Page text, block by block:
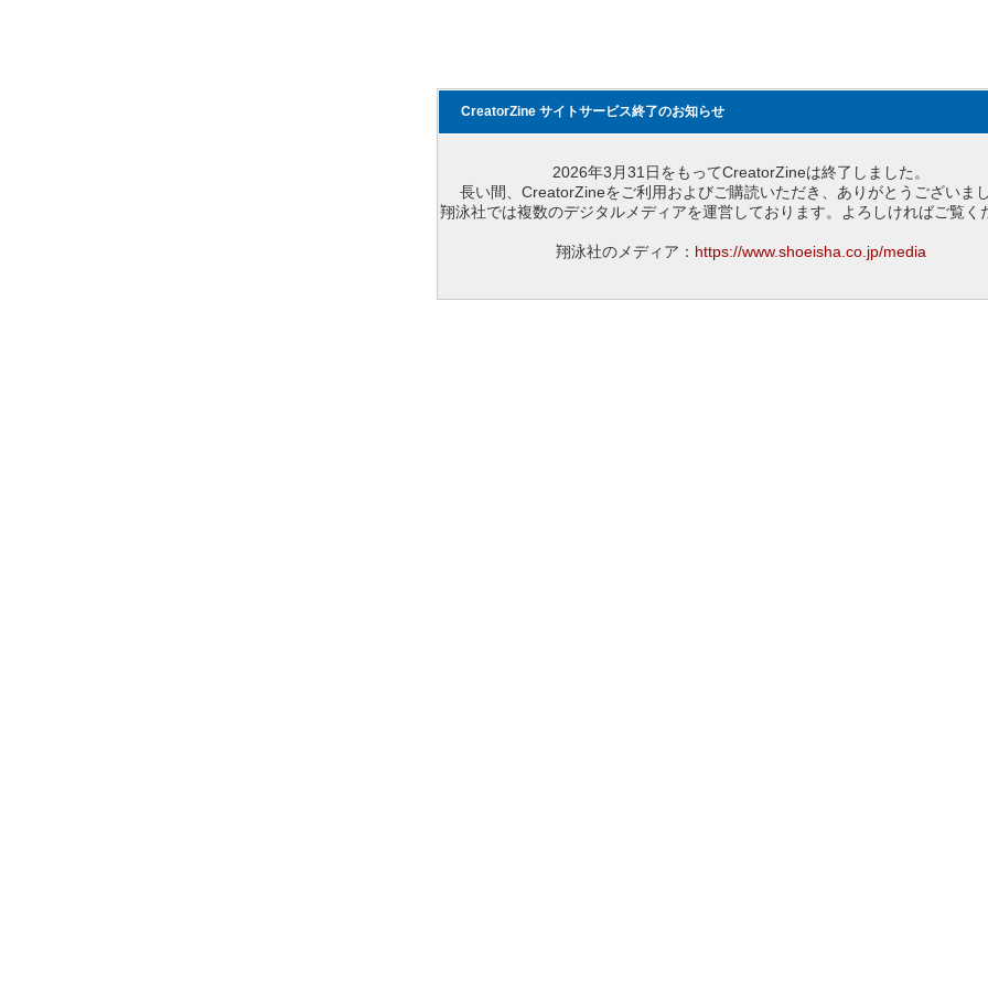
CreatorZine サイトサービス終了のお知らせ
2026年3月31日をもってCreatorZineは終了しました。
長い間、CreatorZineをご利用およびご購読いただき、ありがとうございまし
翔泳社では複数のデジタルメディアを運営しております。よろしければご覧く
翔泳社のメディア： https://www.shoeisha.co.jp/media